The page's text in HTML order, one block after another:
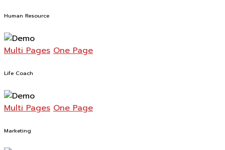
Human Resource
Multi Pages One Page
Life Coach
Multi Pages One Page
Marketing